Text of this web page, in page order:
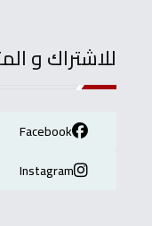
للاشتراك و
Facebook
Instagram